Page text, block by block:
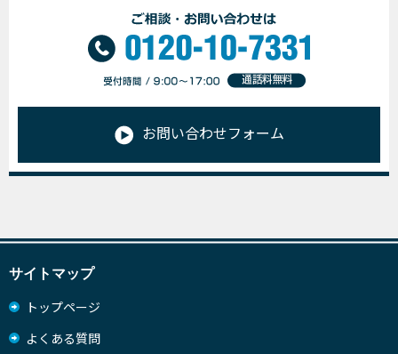
お問い合わせフォーム
サイトマップ
トップページ
よくある質問